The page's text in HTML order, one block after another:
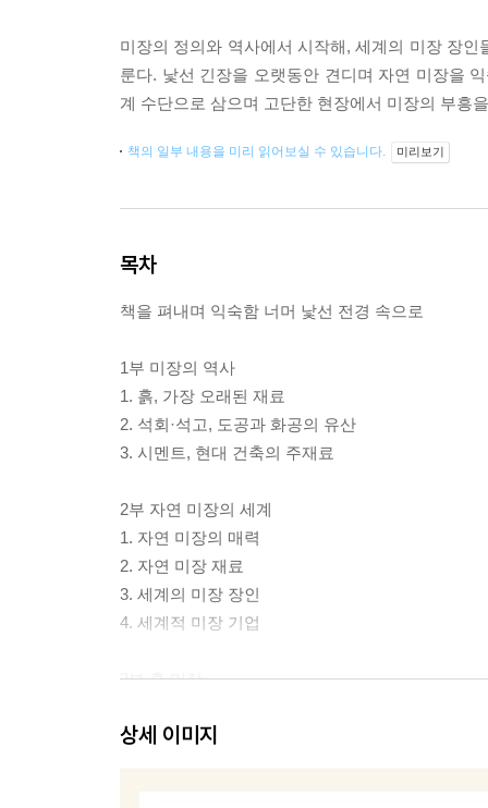
미장의 정의와 역사에서 시작해, 세계의 미장 장인
룬다. 낯선 긴장을 오랫동안 견디며 자연 미장을
계 수단으로 삼으며 고단한 현장에서 미장의 부흥
책의 일부 내용을 미리 읽어보실 수 있습니다. 미리보기
목차
책을 펴내며 익숙함 너머 낯선 전경 속으로
1부 미장의 역사
1. 흙, 가장 오래된 재료
2. 석회·석고, 도공과 화공의 유산
3. 시멘트, 현대 건축의 주재료
2부 자연 미장의 세계
1. 자연 미장의 매력
2. 자연 미장 재료
3. 세계의 미장 장인
4. 세계적 미장 기업
3부 흙 미장
2. 흙벽의 장단점
상세 이미지